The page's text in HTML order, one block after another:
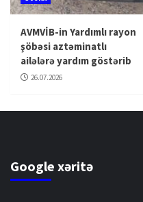
AVMVİB-in Yardımlı rayon
şöbəsi aztəminatlı
ailələrə yardım göstərib
26.07.2026
Google xəritə